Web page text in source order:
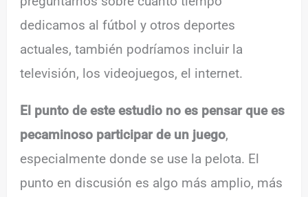
dedicamos al fútbol y otros deportes
actuales, también podríamos incluir la
televisión, los videojuegos, el internet.
El punto de este estudio no es pensar que es
pecaminoso participar de un juego,
especialmente donde se use la pelota. El
punto en discusión es algo más amplio, más